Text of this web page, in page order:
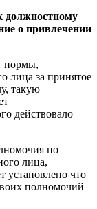
о привлечении
нормы,
лица за принятое
такую
действовало
по
лица,
установлено что
полномочий